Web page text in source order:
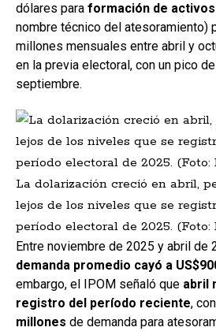
dólares para formación de
nombre técnico del atesoramiento)
millones mensuales entre abril y
en la previa electoral, con un pico
septiembre.
La dolarización creció en abril,
lejos de los niveles que se
período electoral de 2025. (Foto:
Entre noviembre de 2025 y abril de
demanda promedio cayó a
embargo, el IPOM señaló que abril
registro del período reciente, con
millones de demanda para